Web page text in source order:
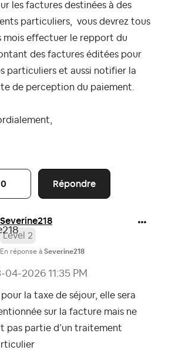
les factures destinées à des
particuliers, vous devrez tous
mois effectuer le repport du
des factures éditées pour
particuliers et aussi notifier la
de perception du paiement.
Répondre
0
Severine218
Level 2
En réponse à Severine218
04-2026 11:35 PM
pour la taxe de séjour, elle sera
sur la facture mais ne
pas partie d’un traitement